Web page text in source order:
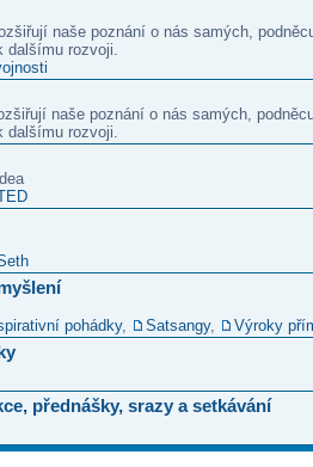
naše poznání o nás samých,
dalšímu rozvoji.
naše poznání o nás samých,
dalšímu rozvoji.
pohádky, Satsangy, Výroky
přednášky, srazy a setkávání